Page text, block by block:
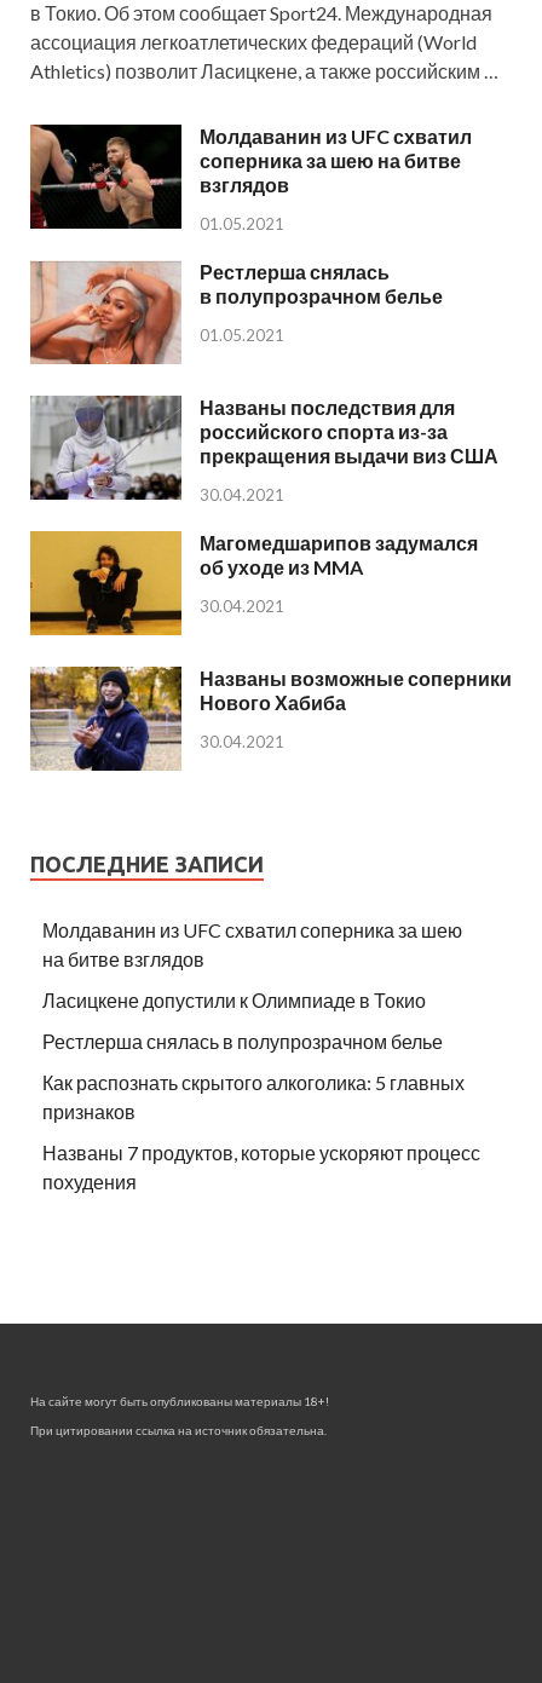
в Токио. Об этом сообщает Sport24. Международная
ассоциация легкоатлетических федераций (World
Athletics) позволит Ласицкене, а также российским …
Молдаванин из UFC схватил
соперника за шею на битве
взглядов
01.05.2021
Рестлерша снялась
в полупрозрачном белье
01.05.2021
Названы последствия для
российского спорта из-за
прекращения выдачи виз США
30.04.2021
Магомедшарипов задумался
об уходе из MMA
30.04.2021
Названы возможные соперники
Нового Хабиба
30.04.2021
ПОСЛЕДНИЕ ЗАПИСИ
Молдаванин из UFC схватил соперника за шею
на битве взглядов
Ласицкене допустили к Олимпиаде в Токио
Рестлерша снялась в полупрозрачном белье
Как распознать скрытого алкоголика: 5 главных
признаков
Названы 7 продуктов, которые ускоряют процесс
похудения
На сайте могут быть опубликованы материалы 18+!
При цитировании ссылка на источник обязательна.